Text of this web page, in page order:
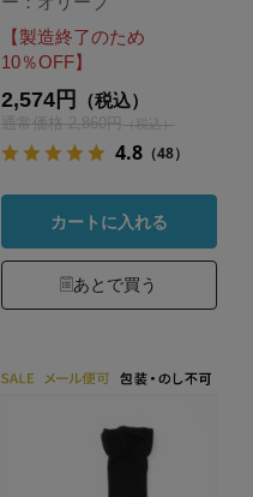
【製造終了のため
10％OFF】
2,574円 （税込）
通常価格 2,860円 （税込）
4.8（48）
カートに入れる
あとで買う